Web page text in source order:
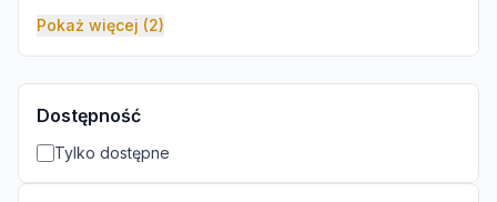
Pokaż więcej (2)
Dostępność
Tylko dostępne